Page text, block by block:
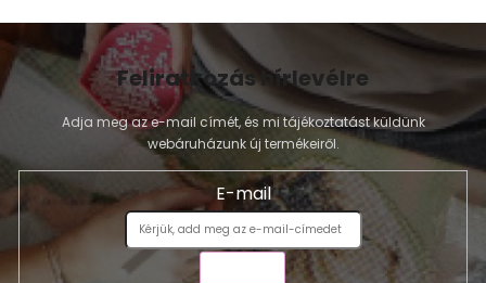
Feliratkozás hírlevélre
Adja meg az e-mail címét, és mi tájékoztatást küldünk
webáruházunk új termékeiről.
E-mail